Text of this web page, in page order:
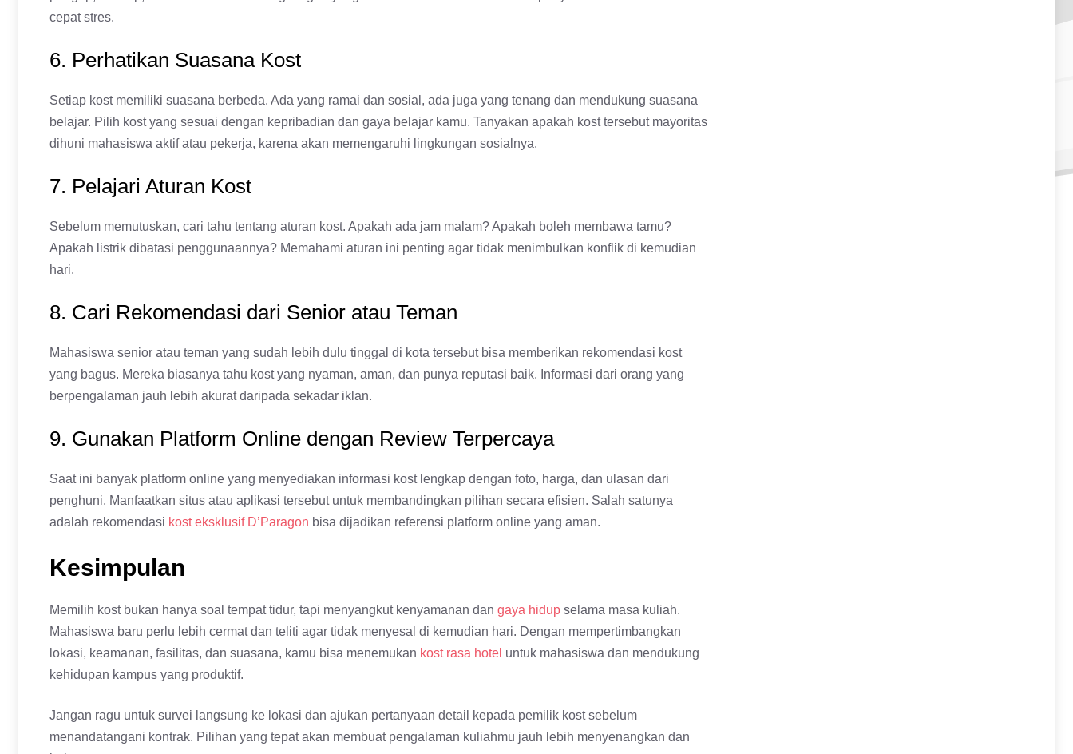
cepat stres.
6. Perhatikan Suasana Kost
Setiap kost memiliki suasana berbeda. Ada yang ramai dan sosial, ada juga yang tenang dan mendukung suasana
belajar. Pilih kost yang sesuai dengan kepribadian dan gaya belajar kamu. Tanyakan apakah kost tersebut mayoritas
dihuni mahasiswa aktif atau pekerja, karena akan memengaruhi lingkungan sosialnya.
7. Pelajari Aturan Kost
Sebelum memutuskan, cari tahu tentang aturan kost. Apakah ada jam malam? Apakah boleh membawa tamu?
Apakah listrik dibatasi penggunaannya? Memahami aturan ini penting agar tidak menimbulkan konflik di kemudian
hari.
8. Cari Rekomendasi dari Senior atau Teman
Mahasiswa senior atau teman yang sudah lebih dulu tinggal di kota tersebut bisa memberikan rekomendasi kost
yang bagus. Mereka biasanya tahu kost yang nyaman, aman, dan punya reputasi baik. Informasi dari orang yang
berpengalaman jauh lebih akurat daripada sekadar iklan.
9. Gunakan Platform Online dengan Review Terpercaya
Saat ini banyak platform online yang menyediakan informasi kost lengkap dengan foto, harga, dan ulasan dari
penghuni. Manfaatkan situs atau aplikasi tersebut untuk membandingkan pilihan secara efisien. Salah satunya
adalah rekomendasi kost eksklusif D’Paragon bisa dijadikan referensi platform online yang aman.
Kesimpulan
Memilih kost bukan hanya soal tempat tidur, tapi menyangkut kenyamanan dan gaya hidup selama masa kuliah.
Mahasiswa baru perlu lebih cermat dan teliti agar tidak menyesal di kemudian hari. Dengan mempertimbangkan
lokasi, keamanan, fasilitas, dan suasana, kamu bisa menemukan kost rasa hotel untuk mahasiswa dan mendukung
kehidupan kampus yang produktif.
Jangan ragu untuk survei langsung ke lokasi dan ajukan pertanyaan detail kepada pemilik kost sebelum
menandatangani kontrak. Pilihan yang tepat akan membuat pengalaman kuliahmu jauh lebih menyenangkan dan